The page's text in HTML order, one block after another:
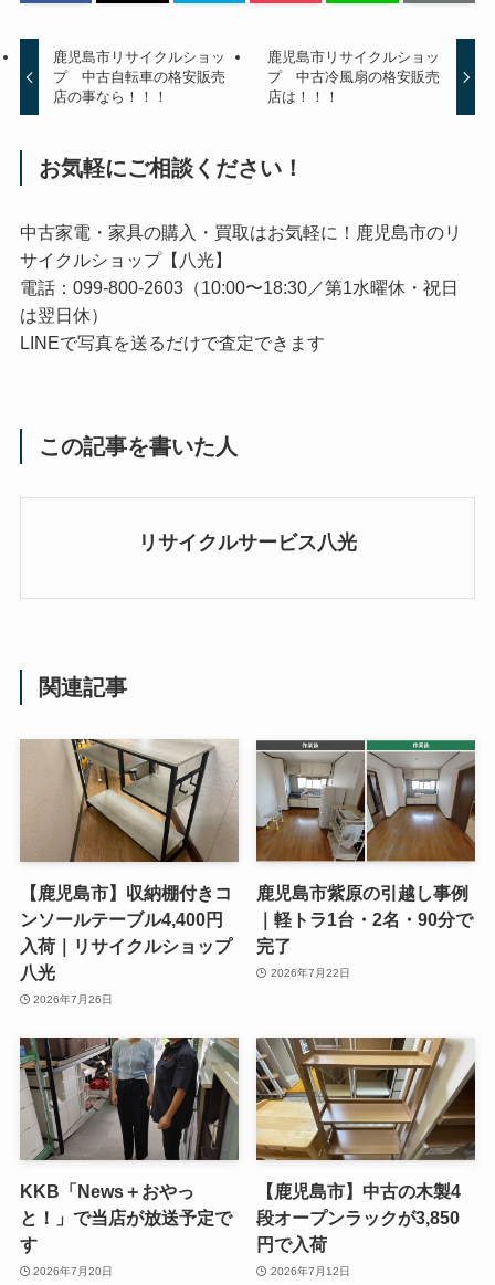
鹿児島市リサイクルショッ
プ 中古自転車の格安販売
店の事なら！！！
鹿児島市リサイクルショッ
プ 中古冷風扇の格安販売
店は！！！
お気軽にご相談ください！
中古家電・家具の購入・買取はお気軽に！鹿児島市のリ
サイクルショップ【八光】
電話：099-800-2603（10:00〜18:30／第1水曜休・祝日
は翌日休）
LINEで写真を送るだけで査定できます
この記事を書いた人
リサイクルサービス八光
関連記事
【鹿児島市】収納棚付きコ
ンソールテーブル4,400円
入荷｜リサイクルショップ
八光
2026年7月26日
鹿児島市紫原の引越し事例
｜軽トラ1台・2名・90分で
完了
2026年7月22日
KKB「News＋おやっ
と！」で当店が放送予定で
す
2026年7月20日
【鹿児島市】中古の木製4
段オープンラックが3,850
円で入荷
2026年7月12日